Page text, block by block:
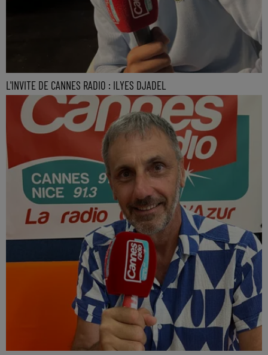
L'INVITE DE CANNES RADIO : ILYES DJADEL